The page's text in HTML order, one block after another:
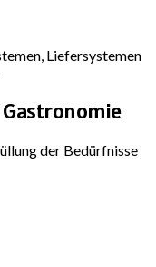
Liefersystemen
der Bedürfnisse